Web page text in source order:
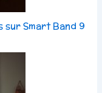
Smart Band 9